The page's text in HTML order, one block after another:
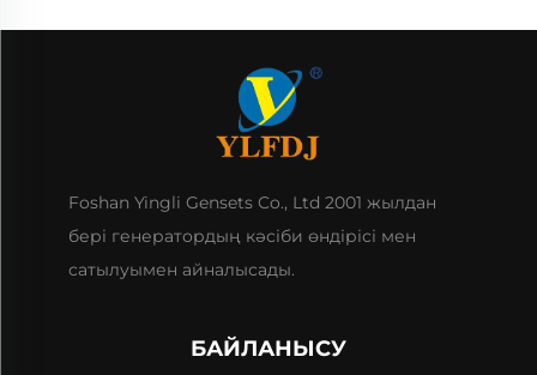
Foshan Yingli Gensets Co., Ltd 2001 жылдан
бері генератордың кәсіби өндірісі мен
сатылуымен айналысады.
БАЙЛАНЫСУ